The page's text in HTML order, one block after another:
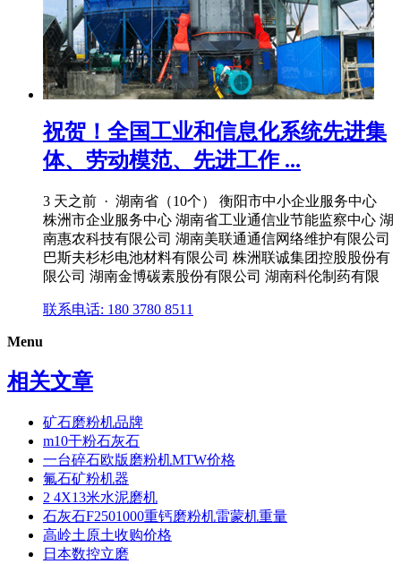
祝贺！全国工业和信息化系统先进集
体、劳动模范、先进工作 ...
3 天之前 · 湖南省（10个） 衡阳市中小企业服务中心
株洲市企业服务中心 湖南省工业通信业节能监察中心 湖
南惠农科技有限公司 湖南美联通通信网络维护有限公司
巴斯夫杉杉电池材料有限公司 株洲联诚集团控股股份有
限公司 湖南金博碳素股份有限公司 湖南科伦制药有限
联系电话: 180 3780 8511
Menu
相关文章
矿石磨粉机品牌
m10干粉石灰石
一台碎石欧版磨粉机MTW价格
氟石矿粉机器
2 4X13米水泥磨机
石灰石F2501000重钙磨粉机雷蒙机重量
高岭土原土收购价格
日本数控立磨